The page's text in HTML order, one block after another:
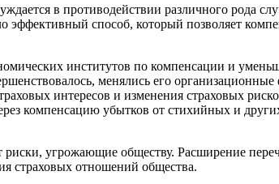
в противодействии различного рода
эффективный способ, который позволяет
институтов по компенсации и
менялись его
интересов и изменения страховых
компенсацию убытков от стихийных и
угрожающие обществу. Расширение
страховых отношений общества.